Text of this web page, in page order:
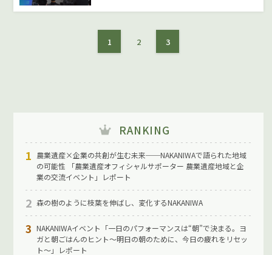
1 2 3
RANKING
農業遺産×企業の共創が生む未来──NAKANIWAで語られた地域
の可能性 「農業遺産オフィシャルサポーター 農業遺産地域と企
業の交流イベント」レポート
森の樹のように枝葉を伸ばし、変化するNAKANIWA
NAKANIWAイベント「一日のパフォーマンスは“朝”で決まる。ヨ
ガと朝ごはんのヒント〜明日の朝のために、今日の疲れをリセッ
ト〜」レポート